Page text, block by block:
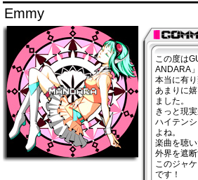
Emmy
この度は
ANDARA
本当に有
あまりに
ました。
きっと現
ハイテン
よね。
楽曲を聴
外界を遮
このジャ
です！